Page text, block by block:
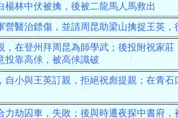
楊林中伏被擒，後被二龍馬人馬救出
營醫治鏢傷，並請周昆助梁山擒捉王英，
，在登州拜周昆為師學武；後投附祝家
投靠高俅，被高俅識破
自小與王英訂親，拒絕祝彪提親；在青
力劫囚車，失敗；後與時遷夜探中書府